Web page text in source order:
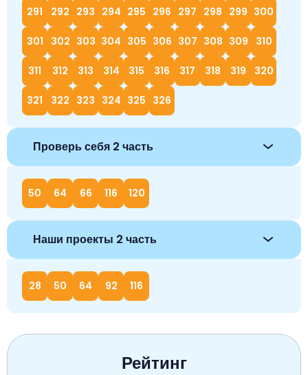
291 292 293 294 295 296 297 298 299 300
301 302 303 304 305 306 307 308 309 310
311 312 313 314 315 316 317 318 319 320
321 322 323 324 325 326
Проверь себя 2 часть
50 64 66 116 120
Наши проекты 2 часть
28 50 64 92 116
Рейтинг